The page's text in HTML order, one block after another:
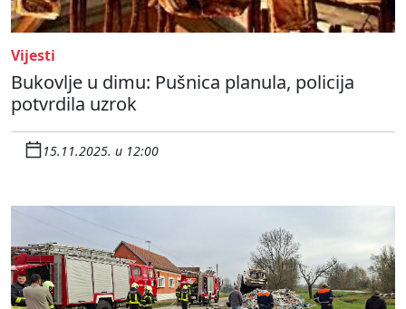
Vijesti
Bukovlje u dimu: Pušnica planula, policija
potvrdila uzrok
15.11.2025. u 12:00